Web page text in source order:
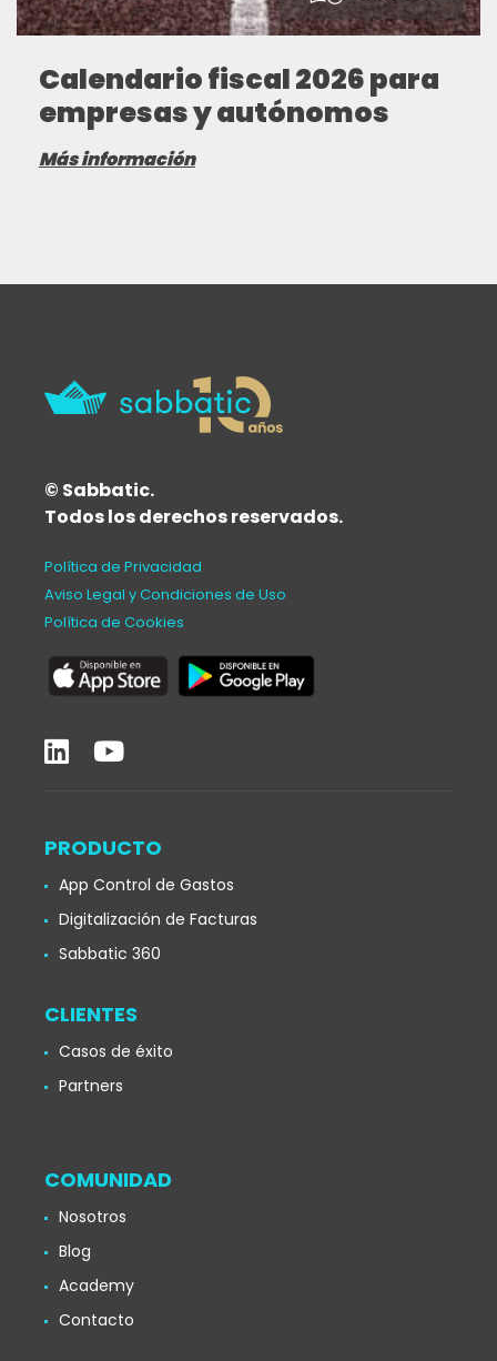
Calendario fiscal 2026 para
empresas y autónomos
Más información
© Sabbatic.
Todos los derechos reservados.
Política de Privacidad
Aviso Legal y Condiciones de Uso
Política de Cookies
PRODUCTO
App Control de Gastos
Digitalización de Facturas
Sabbatic 360
CLIENTES
Casos de éxito
Partners
COMUNIDAD
Nosotros
Blog
Academy
Contacto